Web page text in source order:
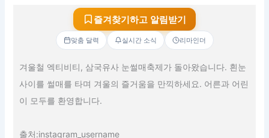
즐겨찾기하고 알림받기
맞춤 달력 실시간 소식 리마인더
겨울철 엑티비티, 삼국유사 눈썰매축제가 돌아왔습니다. 흰눈
사이를 썰매를 타며 겨울의 즐거움을 만끽하세요. 어른과 어린
이 모두를 환영합니다.
출처:instagram_username